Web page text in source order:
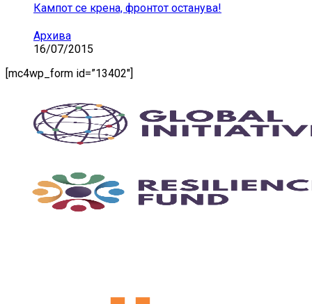
Кампот се крена, фронтот останува!
Архива
16/07/2015
[mc4wp_form id=”13402″]